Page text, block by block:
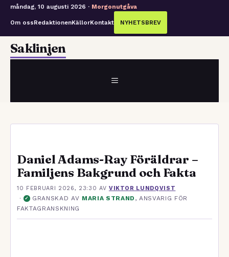
måndag, 10 augusti 2026 · Morgonutgåva
Om ossRedaktionenKällorKontakt NYHETSBREV
Hoppa
Saklinjen
MENY
Daniel Adams-Ray Föräldrar –
Familjens Bakgrund och Fakta
10 FEBRUARI 2026, 23:30 AV VIKTOR LUNDQVIST
· ✓ GRANSKAD AV MARIA STRAND , ANSVARIG FÖR
FAKTAGRANSKNING